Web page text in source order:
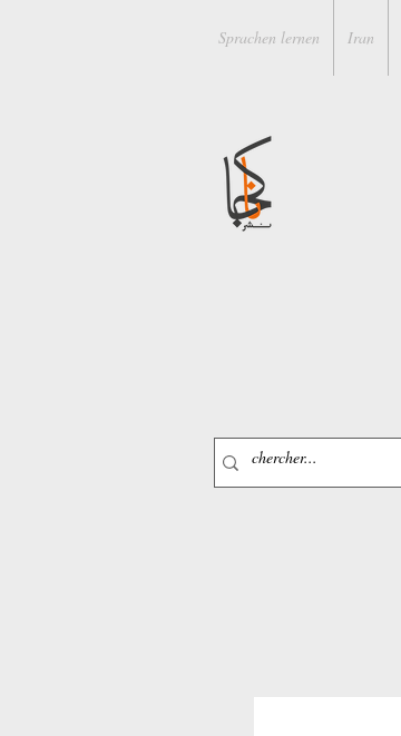
Sprachen lernen Iran